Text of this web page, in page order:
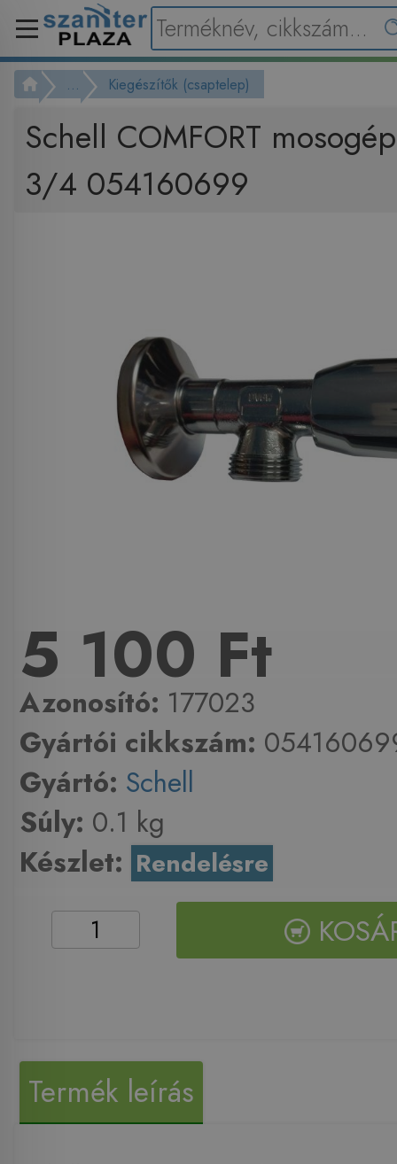
... Kiegészítők (csaptelep)
Schell COMFORT
3/4 054160699
5 100 Ft
Azonosító: 177023
Gyártói cikkszám:
Gyártó: Schell
Súly: 0.1 kg
Készlet: Rendelésre
Termék leírás